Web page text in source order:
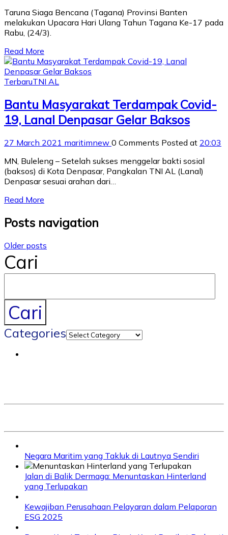
Taruna Siaga Bencana (Tagana) Provinsi Banten
melakukan Upacara Hari Ulang Tahun Tagana Ke-17 pada
Rabu, (24/3).
Read More
TerbaruTNI AL
Bantu Masyarakat Terdampak Covid-
19, Lanal Denpasar Gelar Baksos
27 March 2021 maritimnew 0 Comments Posted at 20:03
MN, Buleleng – Setelah sukses menggelar bakti sosial
(baksos) di Kota Denpasar, Pangkalan TNI AL (Lanal)
Denpasar sesuai arahan dari…
Read More
Posts navigation
Older posts
Cari
Cari
Categories
Negara Maritim yang Takluk di Lautnya Sendiri
Jalan di Balik Dermaga: Menuntaskan Hinterland
yang Terlupakan
Kewajiban Perusahaan Pelayaran dalam Pelaporan
ESG 2025